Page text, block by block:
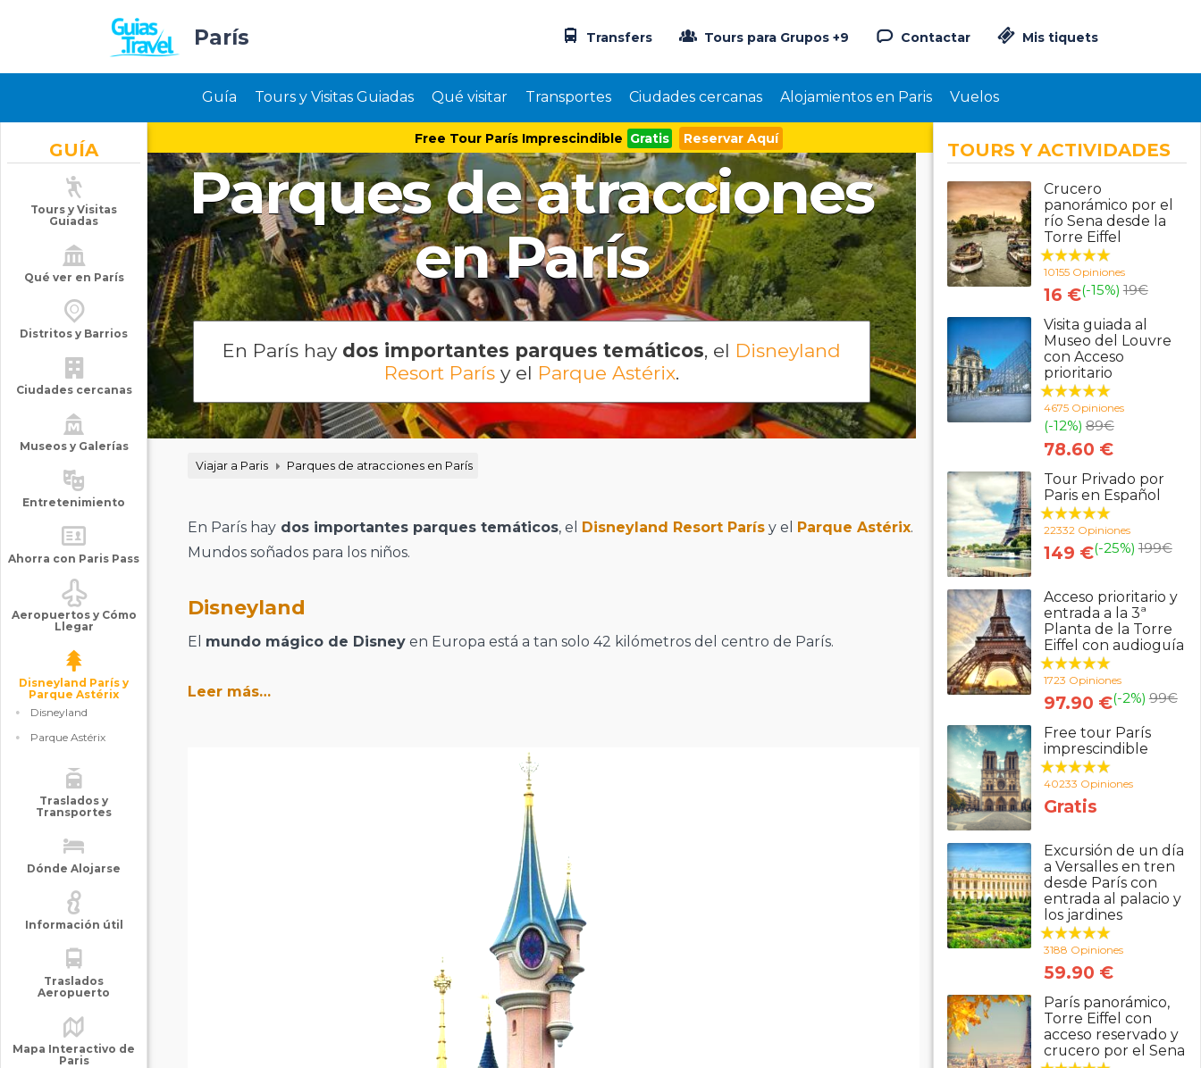
Free Tour París Imprescindible Gratis Reservar Aquí
París Mis tiquets
Contactar
Tours para Grupos +9
Transfers
Guía Tours y Visitas Guiadas Qué visitar Transportes Ciudades cercanas Alojamientos en Paris Vuelos
GUÍA
Tours y Visitas
Guiadas
Qué ver en París
Distritos y Barrios
Ciudades cercanas
Museos y Galerías
Entretenimiento
Ahorra con Paris Pass
Aeropuertos y Cómo
Llegar
Disneyland París y
Parque Astérix
Disneyland
Parque Astérix
Traslados y
Transportes
Dónde Alojarse
Información útil
Traslados
Aeropuerto
Mapa Interactivo de
Paris
Parques de atracciones
en París
En París haydos importantes parques temáticos, el Disneyland
Resort París y el Parque Astérix.
Viajar a Paris Parques de atracciones en París
En París hay dos importantes parques temáticos, el Disneyland Resort París y el Parque Astérix.
Mundos soñados para los niños.
Disneyland
El mundo mágico de Disney en Europa está a tan solo 42 kilómetros del centro de París.
Leer más…
TOURS Y ACTIVIDADES
Crucero
panorámico por el
río Sena desde la
Torre Eiffel
10155 Opiniones
(-15%) 19€
16 €
Visita guiada al
Museo del Louvre
con Acceso
prioritario
4675 Opiniones
(-12%) 89€
78.60 €
Tour Privado por
Paris en Español
22332 Opiniones
(-25%) 199€
149 €
Acceso prioritario y
entrada a la 3ª
Planta de la Torre
Eiffel con audioguía
1723 Opiniones
(-2%) 99€
97.90 €
Free tour París
imprescindible
40233 Opiniones
Gratis
Excursión de un día
a Versalles en tren
desde París con
entrada al palacio y
los jardines
3188 Opiniones
59.90 €
París panorámico,
Torre Eiffel con
acceso reservado y
crucero por el Sena